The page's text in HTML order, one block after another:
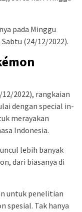
pada Minggu
(24/12/2022).
2022), rangkaian
dengan special in-
merayakan
Indonesia.
lebih banyak
dari biasanya di
untuk penelitian
spesial. Tak hanya